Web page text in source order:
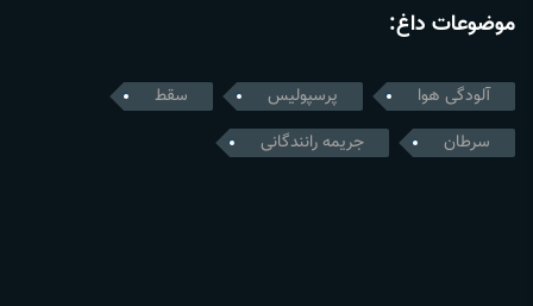
موضوعات داغ:
آلودگی هوا پرسپولیس
سقط
سرطان
جریمه رانندگانی